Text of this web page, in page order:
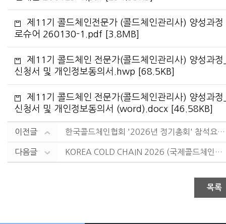
제11기 콜드체인전문가 (콜드체인관리사) 양성과정
로슈어 260130-1.pdf [3.8MB]
제11기 콜드체인 전문가(콜드체인관리사) 양성과정
신청서 및 개인정보동의서.hwp [68.5KB]
제11기 콜드체인 전문가(콜드체인관리사) 양성과정
신청서 및 개인정보동의서 (word).docx [46.58KB]
이전글 한국콜드체인협회 '2026년 정기총회' 참석요청 공문
다음글 KOREA COLD CHAIN 2026 (국제콜드체인산....
목록